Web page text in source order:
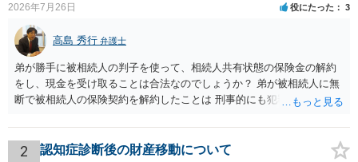
2026年7月26日 役にたった 3
高島 秀行 弁護士
弟が勝手に被相続人の判子を使って、相続人共有状態の保険金の解約
をし、現金を受け取ることは合法なのでしょうか？ 弟が被相続人に無
断で被相続人の保険契約を解約したことは 刑事的にも犯罪となる可能
された書類のコピーを取得して、弁護士に面談で詳しい事情を話して
相談 されたら良いと思います。
2 認知症診断後の財産移動について